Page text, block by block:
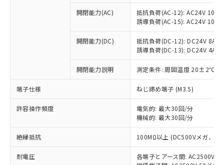
開閉能力(AC)
抵抗負荷(AC-12): AC24V 10A/
誘導負荷(AC-15): AC24V
開閉能力(DC)
抵抗負荷(DC-12): DC24V 8A/
誘導負荷(DC-13): DC24V 4A/
開閉能力説明 測定条件: 周囲温度 20±2℃、
端子仕様 ねじ締め端子 (M3.5)
許容操作頻度
電気的: 最大30回/分
機械的: 最大30回/分
絶縁抵抗 100MΩ以上 (DC500Vメガ、点
耐電圧
各端子とアース間: AC2500V
ご利用条件
以下の条件をお読みいただき、同意のうえ
ご利用ください。
本サービスは、当社制御機器事業取扱
商品の当社在庫状況および標準価格
(税抜)を提供させていただくもので
当社制御機器事業取扱商品の中には、
本サービスの対象外となる商品もある
非含有に対応した製品が提供可能な商品で
対応予定：EU RoHS指令（10物質）の非含
有に対応した製品に切り替える予定のある
対応予定なし：EU RoHS指令（10物質）の
非含有に非対応の商品で、対応品を出す予
定はありません。
調査・確認中：EU RoHS指令（10物質）の
非含有の対応状況を調査中または確認中の
非該当品：ライセンス料など無形物で、有
害物質有無と関係のない商品です。
仕入先様の事情により、非含有部品として
※1 中国RoHS○×表
基準値以下であることを示します。
「×」：最大均質材料含有率が中国RoHSの
基準値を超えていることを示します。